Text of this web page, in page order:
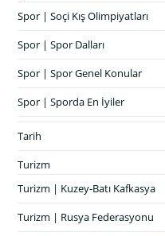
Spor | Soçi Kış Olimpiyatları
Spor | Spor Dalları
Spor | Spor Genel Konular
Spor | Sporda En İyiler
Tarih
Turizm
Turizm | Kuzey-Batı Kafkasya
Turizm | Rusya Federasyonu